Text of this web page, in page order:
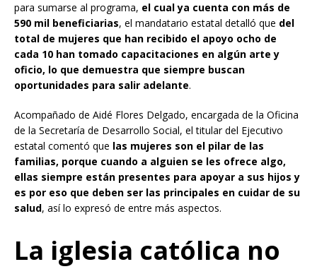
para sumarse al programa, el cual ya cuenta con más de
590 mil beneficiarias, el mandatario estatal detalló que del
total de mujeres que han recibido el apoyo ocho de
cada 10 han tomado capacitaciones en algún arte y
oficio, lo que demuestra que siempre buscan
oportunidades para salir adelante.
Acompañado de Aidé Flores Delgado, encargada de la Oficina
de la Secretaría de Desarrollo Social, el titular del Ejecutivo
estatal comentó que las mujeres son el pilar de las
familias, porque cuando a alguien se les ofrece algo,
ellas siempre están presentes para apoyar a sus hijos y
es por eso que deben ser las principales en cuidar de su
salud, así lo expresó de entre más aspectos.
La iglesia católica no